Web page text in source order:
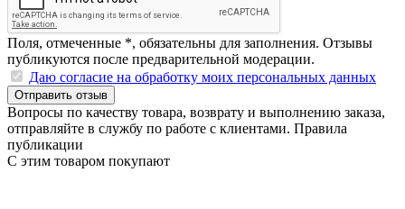
Поля, отмеченные *, обязательны для заполнения. Отзывы
публикуются после предварительной модерации.
Даю согласие на обработку моих персональных данных
Отправить отзыв
Вопросы по качеству товара, возврату и выполнению заказа,
отправляйте в службу по работе с клиентами. Правила
публикации
С этим товаром покупают